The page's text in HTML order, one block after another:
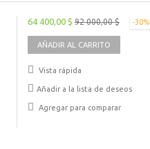
64 400,00 $ 92 000,00 $ -30%
AÑADIR AL CARRITO
Vista rápida
Añadir a la lista de deseos
Agregar para comparar